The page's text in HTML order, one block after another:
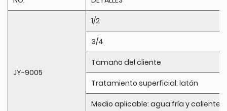
JY-9005
1/2
3/4
Tamaño del cliente
Tratamiento superficial: latón
Medio aplicable: agua fría y caliente.